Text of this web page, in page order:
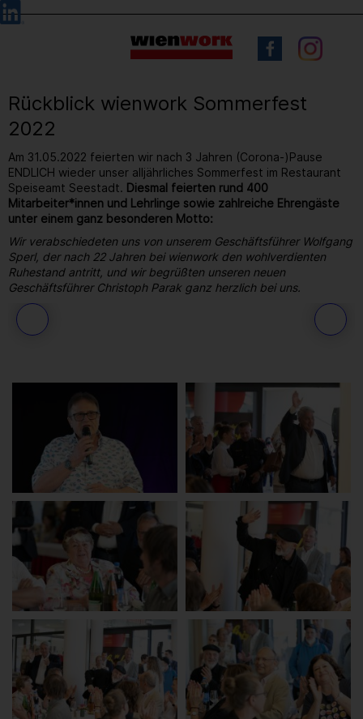
Barrierefreie
Bedienung
Sprachauswahl
Rückblick wienwork Sommerfest
2022
Am 31.05.2022 feierten wir nach 3 Jahren (Corona-)Pause
ENDLICH wieder unser alljährliches Sommerfest im Restaurant
Speiseamt Seestadt. Diesmal feierten rund 400
Mitarbeiter*innen und Lehrlinge sowie zahlreiche Ehrengäste
unter einem ganz besonderen Motto:
Wir verabschiedeten uns von unserem Geschäftsführer Wolfgang
Sperl, der nach 22 Jahren bei wienwork den wohlverdienten
Ruhestand antritt, und wir begrüßten unseren neuen
Geschäftsführer Christoph Parak ganz herzlich bei uns.
193 / 264